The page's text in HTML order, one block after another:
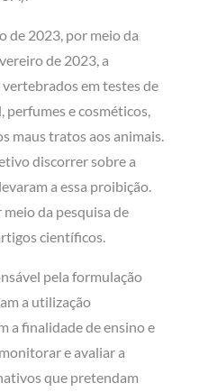
de 2023, por meio da
de 2023, a
em testes de
perfumes e cosméticos,
maus tratos aos animais.
discorrer sobre a
a essa proibição.
da pesquisa de
científicos.
pela formulação
a utilização
a finalidade de ensino e
e avaliar a
que pretendam